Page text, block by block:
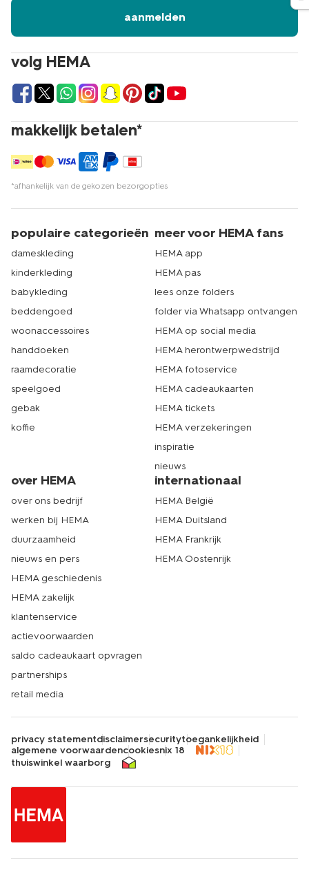
volg HEMA
makkelijk betalen*
*afhankelijk van de gekozen bezorgopties
aanmelden
populaire categorieën
dameskleding
kinderkleding
babykleding
beddengoed
woonaccessoires
handdoeken
raamdecoratie
speelgoed
gebak
koffie
meer voor HEMA fans
HEMA app
HEMA pas
lees onze folders
folder via Whatsapp ontvangen
HEMA op social media
HEMA herontwerpwedstrijd
HEMA fotoservice
HEMA cadeaukaarten
HEMA tickets
HEMA verzekeringen
inspiratie
nieuws
over HEMA
over ons bedrijf
werken bij HEMA
duurzaamheid
nieuws en pers
HEMA geschiedenis
HEMA zakelijk
klantenservice
actievoorwaarden
saldo cadeaukaart opvragen
partnerships
retail media
internationaal
HEMA België
HEMA Duitsland
HEMA Frankrijk
HEMA Oostenrijk
privacy statementdisclaimersecuritytoegankelijkheid
algemene voorwaardencookiesnix 18
thuiswinkel waarborg